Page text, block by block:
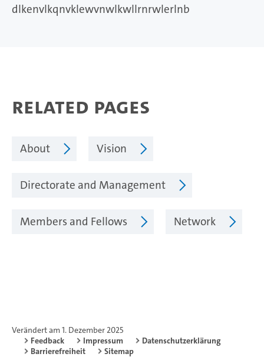
dlkenvlkqnvklewvnwlkwllrnrwlerlnb
Related pages
About Vision
Directorate and Management
Members and Fellows Network
Verändert am 1. Dezember 2025
Feedback
Impressum
Datenschutzerklärung
Barrierefreiheit
Sitemap